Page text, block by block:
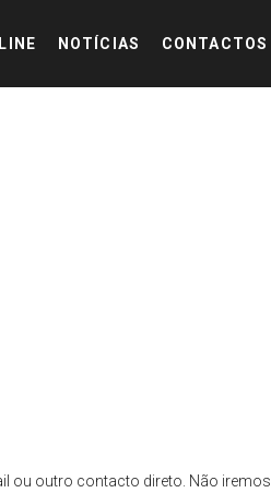
NOTÍCIAS CONTACTOS
ou outro contacto direto. Não iremos